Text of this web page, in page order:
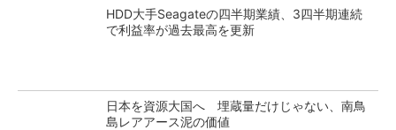
HDD大手Seagateの四半期業績、3四半期連続
で利益率が過去最高を更新
日本を資源大国へ 埋蔵量だけじゃない、南鳥
島レアアース泥の価値